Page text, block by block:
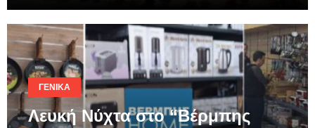
ΓΕΝΙΚΆ
Λευκή Νύχτα στο “Βέρμπης